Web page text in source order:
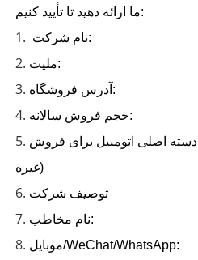
ما ارائه دهید تا تأیید کنیم:
1. نام شرکت:
2. ملیت:
3. آدرس فروشگاه:
4. حجم فروش سالانه:
5. دسته اصلی اتومبیل برای فروش: (SUV ، وانت ، اتوبوس و
غیره)
6. توصیف شرکت
7. نام مخاطب:
8. موبایل/WeChat/WhatsApp: